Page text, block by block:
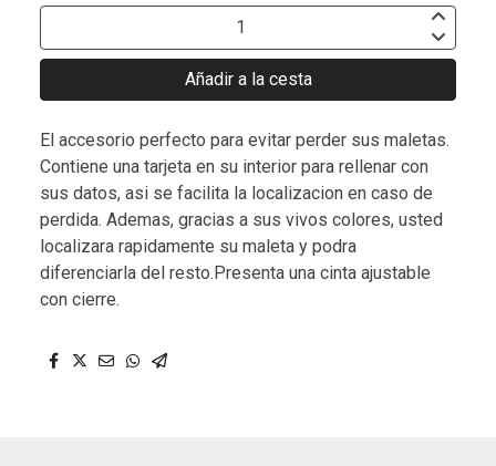
Añadir a la cesta
El accesorio perfecto para evitar perder sus maletas.
Contiene una tarjeta en su interior para rellenar con
sus datos, asi se facilita la localizacion en caso de
perdida. Ademas, gracias a sus vivos colores, usted
localizara rapidamente su maleta y podra
diferenciarla del resto.Presenta una cinta ajustable
con cierre.